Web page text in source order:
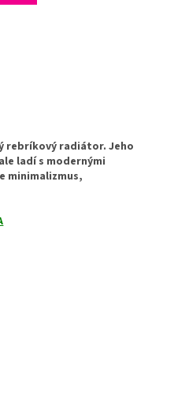
rebríkový radiátor. Jeho
ladí s modernými
minimalizmus,